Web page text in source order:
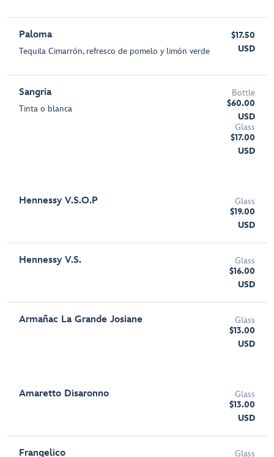
Paloma
Tequila Cimarrón, refresco de pomelo y limón verde
$17.50
USD
Sangria
Tinta o blanca
Bottle
$60.00
USD
Glass
$17.00
USD
Hennessy V.S.O.P
Glass
$19.00
USD
Hennessy V.S.
Glass
$16.00
USD
Armañac La Grande Josiane
Glass
$13.00
USD
Amaretto Disaronno
Glass
$13.00
USD
Frangelico Glass